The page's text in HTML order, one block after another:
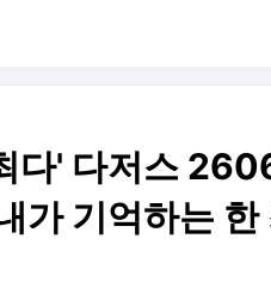
다' 다저스
가 기억하는 한